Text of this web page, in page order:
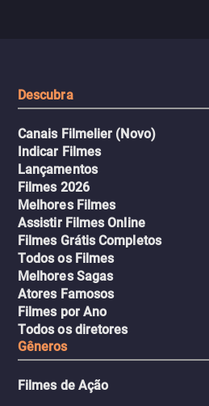
Descubra
Canais Filmelier (Novo)
Indicar Filmes
Lançamentos
Filmes 2026
Melhores Filmes
Assistir Filmes Online
Filmes Grátis Completos
Todos os Filmes
Melhores Sagas
Atores Famosos
Filmes por Ano
Todos os diretores
Gêneros
Filmes de Ação